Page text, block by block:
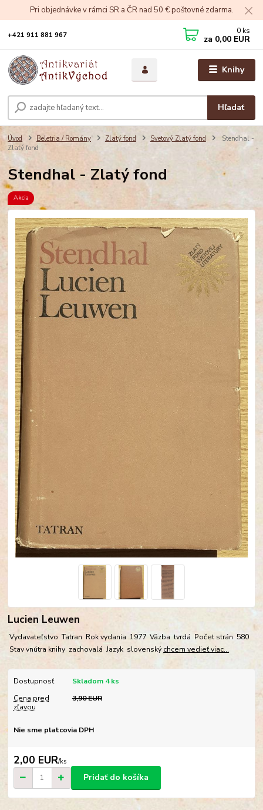
Pri objednávke v rámci SR a ČR nad 50 € poštovné zdarma.
Knihy
Hľadať
+421 911 881 967 0 ks
za 0,00 EUR
Úvod Beletria / Romány Zlatý fond Svetový Zlatý fond
Stendhal -
Zlatý fond
Stendhal - Zlatý fond
Akcia
Lucien Leuwen
Vydavateľstvo Tatran Rok vydania 1977 Väzba tvrdá Počet strán 580
Stav vnútra knihy zachovalá Jazyk slovenský chcem vedieť viac...
Dostupnosť
Skladom 4 ks
Cena pred
zľavou
3,90 EUR
Nie sme platcovia DPH
2,00 EUR/ks
Pridať do košíka